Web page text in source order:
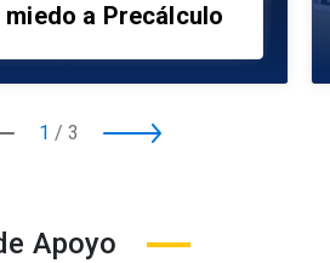
a Precálculo
1 / 3
Apoyo